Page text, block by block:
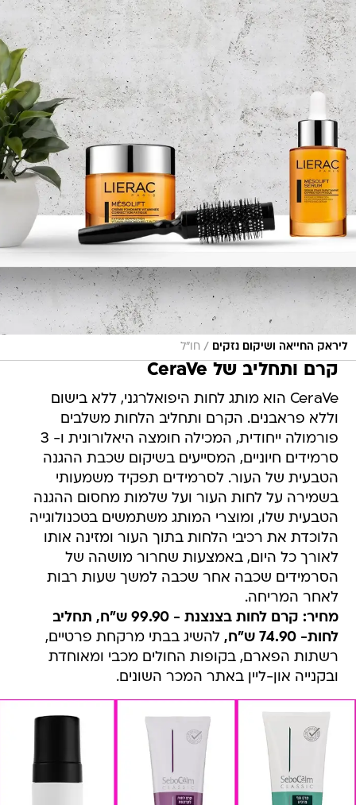
ליראק החייאה ושיקום נזקים / חו״ל
קרם ותחליב של CeraVe
CeraVe הוא מותג לחות היפואלרגני, ללא בישום
וללא פראבנים. הקרם ותחליב הלחות משלבים
פורמולה ייחודית, המכילה חומצה היאלורונית ו- 3
סרמידים חיוניים, המסייעים בשיקום שכבת ההגנה
הטבעית של העור. לסרמידים תפקיד משמעותי
בשמירה על לחות העור ועל שלמות מחסום ההגנה
הטבעית שלו, ומוצרי המותג משתמשים בטכנולוגייה
הלוכדת את רכיבי הלחות בתוך העור ומזינה אותו
לאורך כל היום, באמצעות שחרור מושהה של
הסרמידים שכבה אחר שכבה למשך שעות רבות
לאחר המריחה.
מחיר: קרם לחות בצנצנת - 99.90 ש"ח, תחליב
לחות- 74.90 ש"ח,
להשיג בבתי מרקחת פרטיים,
רשתות הפארם, בקופות החולים מכבי ומאוחדת
ובקנייה און-ליין באתר המכר השונים.